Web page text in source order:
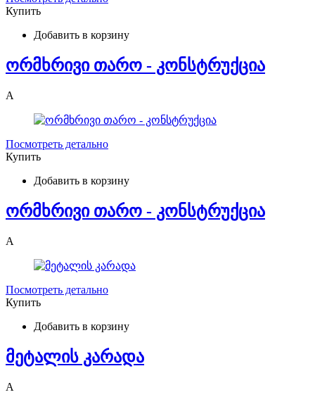
Купить
Добавить в корзину
ორმხრივი თარო - კონსტრუქცია
A
Посмотреть детально
Купить
Добавить в корзину
ორმხრივი თარო - კონსტრუქცია
A
Посмотреть детально
Купить
Добавить в корзину
მეტალის კარადა
A